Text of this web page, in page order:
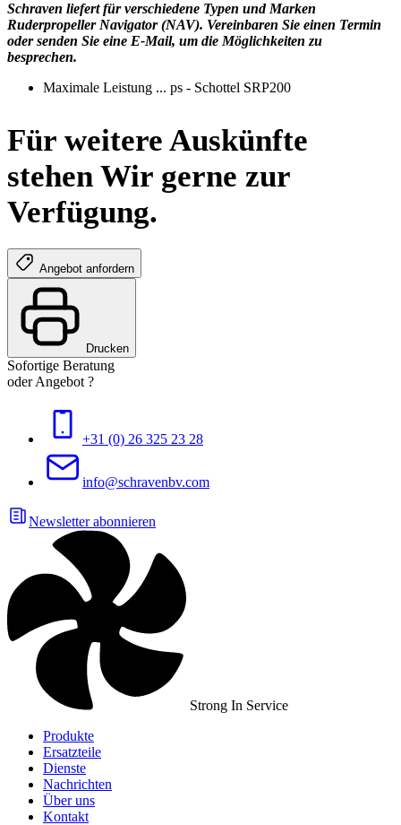
Schraven liefert für verschiedene Typen und Marken
Ruderpropeller Navigator (NAV). Vereinbaren Sie einen Termin
oder senden Sie eine E-Mail, um die Möglichkeiten zu
besprechen.
Maximale Leistung ... ps - Schottel SRP200
Für weitere Auskünfte
stehen Wir gerne zur
Verfügung.
Angebot anfordern
Drucken
Sofortige Beratung
oder Angebot ?
+31 (0) 26 325 23 28
info@schravenbv.com
Newsletter abonnieren
Strong In Service
Produkte
Ersatzteile
Dienste
Nachrichten
Über uns
Kontakt